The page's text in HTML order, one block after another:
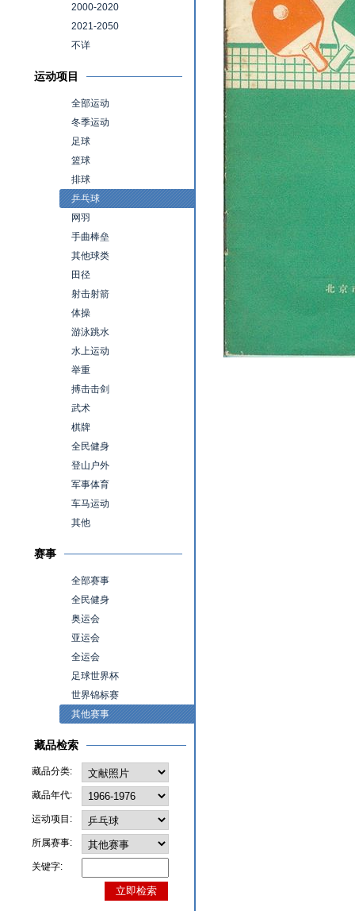
2000-2020
2021-2050
不详
运动项目
全部运动
冬季运动
足球
篮球
排球
乒乓球
网羽
手曲棒垒
其他球类
田径
射击射箭
体操
游泳跳水
水上运动
举重
搏击击剑
武术
棋牌
全民健身
登山户外
军事体育
车马运动
其他
赛事
全部赛事
全民健身
奥运会
亚运会
全运会
足球世界杯
世界锦标赛
其他赛事
藏品检索
藏品分类:
藏品年代:
运动项目:
所属赛事:
关键字: